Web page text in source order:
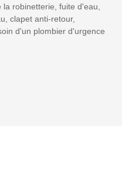
robinetterie, fuite d'eau,
clapet anti-retour,
d'un plombier d'urgence